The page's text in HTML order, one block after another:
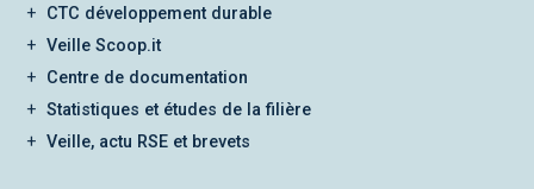
CTC développement durable
Veille Scoop.it
Centre de documentation
Statistiques et études de la filière
Veille, actu RSE et brevets